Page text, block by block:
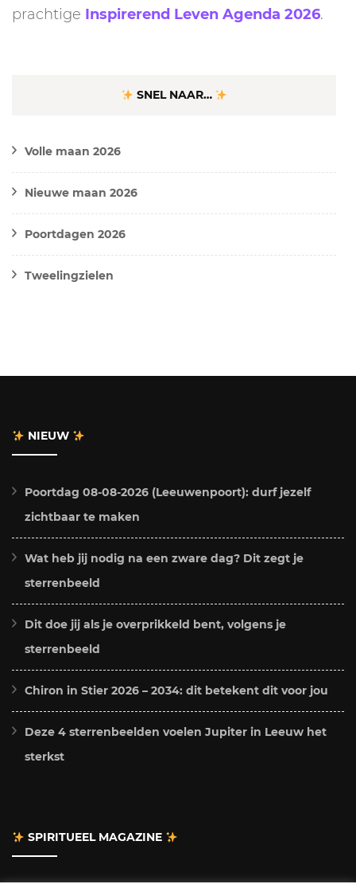
prachtige Inspirerend Leven Agenda 2026.
SNEL NAAR…
Volle maan 2026
Nieuwe maan 2026
Poortdagen 2026
Tweelingzielen
NIEUW
Poortdag 08-08-2026 (Leeuwenpoort): durf jezelf
zichtbaar te maken
Wat heb jij nodig na een zware dag? Dit zegt je
sterrenbeeld
Dit doe jij als je overprikkeld bent, volgens je
sterrenbeeld
Chiron in Stier 2026 – 2034: dit betekent dit voor jou
Deze 4 sterrenbeelden voelen Jupiter in Leeuw het
sterkst
SPIRITUEEL MAGAZINE